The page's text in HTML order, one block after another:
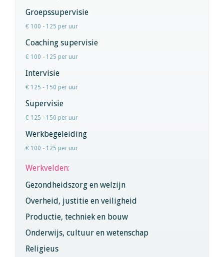
Groepssupervisie
€ 100 - 125 per uur
Coaching supervisie
€ 100 - 125 per uur
Intervisie
€ 125 - 150 per uur
Supervisie
€ 125 - 150 per uur
Werkbegeleiding
€ 100 - 125 per uur
Werkvelden:
Gezondheidszorg en welzijn
Overheid, justitie en veiligheid
Productie, techniek en bouw
Onderwijs, cultuur en wetenschap
Religieus